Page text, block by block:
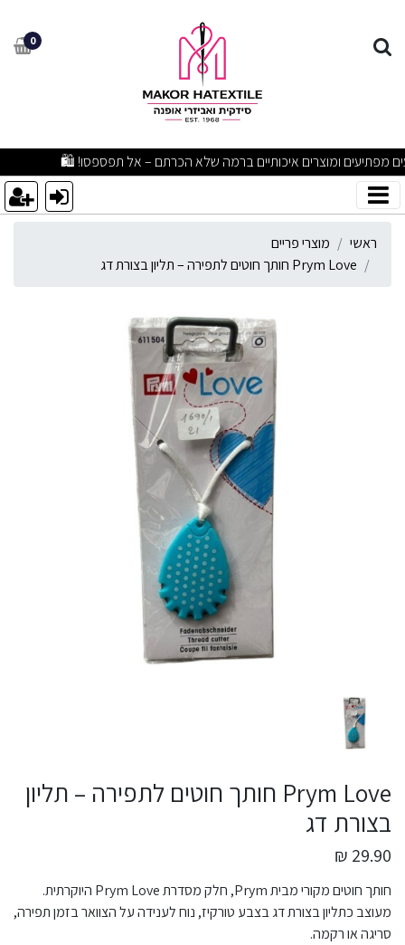
Prym Love חותך חוטים לתפירה – תליון בצורת דג 0
מבצעים מפתיעים ומוצרים איכותיים ברמה שלא הכרתם – אל תפספסו!
ראשי
מוצרי פריים
Prym Love חותך חוטים לתפירה – תליון בצורת דג
Prym Love חותך חוטים לתפירה – תליון
בצורת דג
29.90 ₪
חותך חוטים מקורי מבית Prym, חלק מסדרת Prym Love היוקרתית.
מעוצב כתליון בצורת דג בצבע טורקיז, נוח לענידה על הצוואר בזמן תפירה,
סריגה או רקמה.